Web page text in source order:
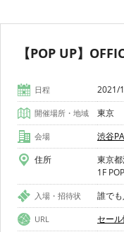
【POP UP】
日程 2021/
開催場所・地域 東京
会場
渋谷
住所
東京
1F
入場・招待状 誰で
URL セー